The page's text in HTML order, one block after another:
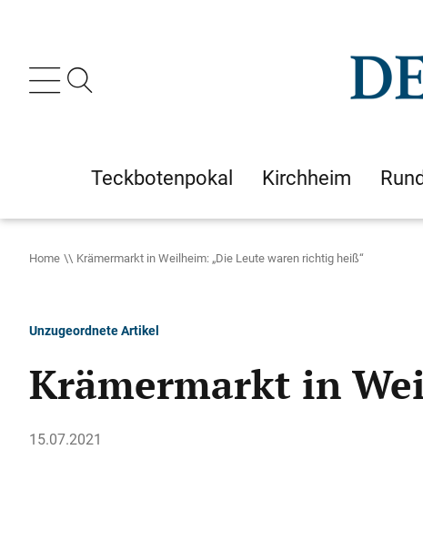
Teckbotenpokal Kirchheim
Home Krämermarkt in Weilheim: „Die Leute waren richtig heiß“
Unzugeordnete Artikel
Krämermarkt in
15.07.2021